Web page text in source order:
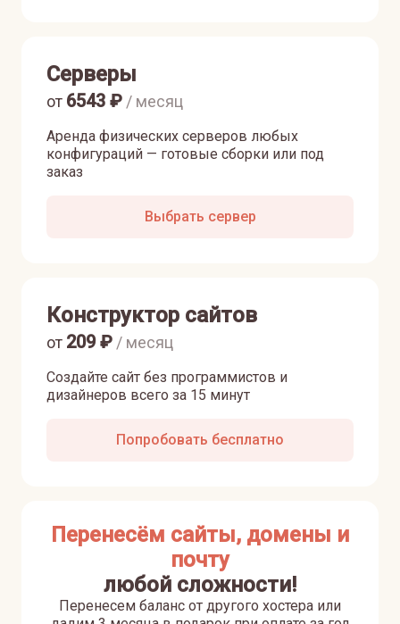
Серверы
Аренда физических серверов любых
конфигураций — готовые сборки или под
заказ
от 6543 ₽ / месяц
Выбрать сервер
Конструктор сайтов
Создайте сайт без программистов и
дизайнеров всего за 15 минут
от 209₽ / месяц
Попробовать бесплатно
Перенесём сайты, домены и
почту
любой сложности!
Перенесем баланс от другого хостера или